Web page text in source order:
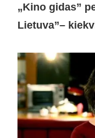
„Kino gidas”
Lietuva”–